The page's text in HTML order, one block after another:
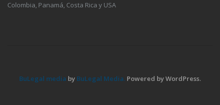
Colombia, Panamá, Costa Rica y USA
BuLegal media by BuLegal Media. Powered by WordPress.